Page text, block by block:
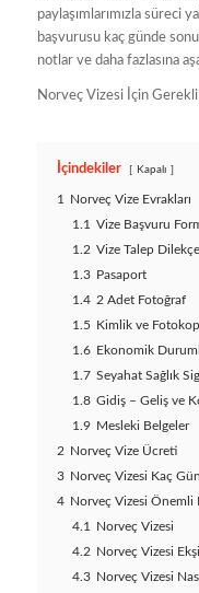
paylaşımlarımızla süreci
başvurusu kaç günde
notlar ve daha fazlasına
Norveç Vizesi İçin
İçindekiler Kapalı
1 Norveç Vize Evrakları
1.1 Vize Başvuru
1.2 Vize Talep
1.3 Pasaport
1.4 2 Adet Fotoğraf
1.5 Kimlik ve
1.6 Ekonomik
1.7 Seyahat Sağlık
1.8 Gidiş – Geliş ve
1.9 Mesleki Belgeler
2 Norveç Vize Ücreti
3 Norveç Vizesi Kaç
4 Norveç Vizesi Önemli
4.1 Norveç Vizesi
4.2 Norveç Vizesi Ekşi
4.3 Norveç Vizesi